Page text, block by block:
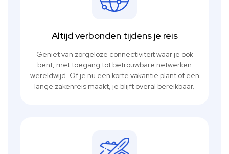
Altijd verbonden tijdens je reis
Geniet van zorgeloze connectiviteit waar je ook
bent, met toegang tot betrouwbare netwerken
wereldwijd. Of je nu een korte vakantie plant of een
lange zakenreis maakt, je blijft overal bereikbaar.